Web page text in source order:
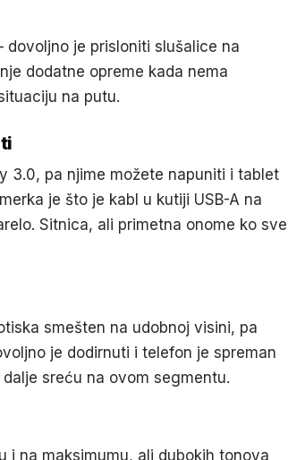
je prisloniti slušalice na
dodatne opreme kada nema
na putu.
3.0, pa njime možete napuniti i tablet
je što je kabl u kutiji USB-A na
Sitnica, ali primetna onome ko sve
smešten na udobnoj visini, pa
je dodirnuti i telefon je spreman
sreću na ovom segmentu.
na maksimumu, ali dubokih tonova